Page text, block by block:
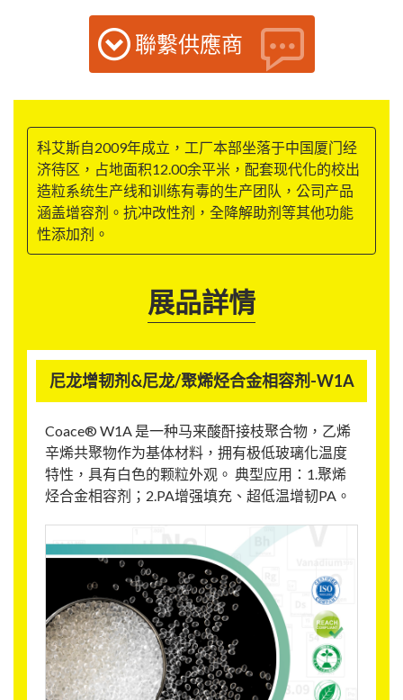
聯繫供應商
科艾斯自2009年成立，工厂本部坐落于中国厦门经
济待区，占地面积12.00余平米，配套现代化的校出
造粒系统生产线和训练有毒的生产团队，公司产品
涵盖增容剂。抗冲改性剂，全降解助剂等其他功能
性添加剂。
展品詳情
尼龙增韧剂&尼龙/聚烯烃合金相容剂-W1A
Coace® W1A 是一种马来酸酐接枝聚合物，乙烯
辛烯共聚物作为基体材料，拥有极低玻璃化温度
特性，具有白色的颗粒外观。 典型应用：1.聚烯
烃合金相容剂；2.PA增强填充、超低温增韧PA。